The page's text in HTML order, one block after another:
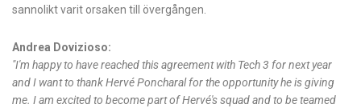
sannolikt varit orsaken till övergången.
Andrea Dovizioso:
"I'm happy to have reached this agreement with Tech 3 for next year
and I want to thank Hervé Poncharal for the opportunity he is giving
me. I am excited to become part of Hervé's squad and to be teamed